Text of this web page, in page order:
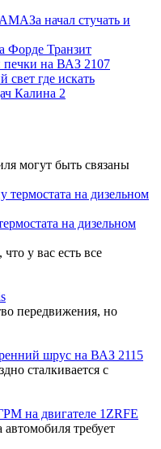
начал стучать и
Форде Транзит
печки на ВАЗ 2107
свет где искать
Калина 2
могут быть связаны
на дизельном
у вас есть все
передвижения, но
шрус на ВАЗ 2115
сталкивается с
на двигателе 1ZRFE
требует